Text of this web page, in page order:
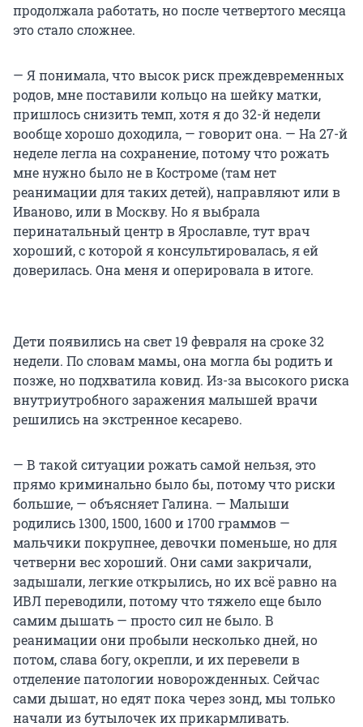
продолжала работать, но после четвертого месяца
это стало сложнее.
— Я понимала, что высок риск преждевременных
родов, мне поставили кольцо на шейку матки,
пришлось снизить темп, хотя я до 32-й недели
вообще хорошо доходила, — говорит она. — На 27-й
неделе легла на сохранение, потому что рожать
мне нужно было не в Костроме (там нет
реанимации для таких детей), направляют или в
Иваново, или в Москву. Но я выбрала
перинатальный центр в Ярославле, тут врач
хороший, с которой я консультировалась, я ей
доверилась. Она меня и оперировала в итоге.
Дети появились на свет 19 февраля на сроке 32
недели. По словам мамы, она могла бы родить и
позже, но подхватила ковид. Из-за высокого риска
внутриутробного заражения малышей врачи
решились на экстренное кесарево.
— В такой ситуации рожать самой нельзя, это
прямо криминально было бы, потому что риски
большие, — объясняет Галина. — Малыши
родились 1300, 1500, 1600 и 1700 граммов —
мальчики покрупнее, девочки поменьше, но для
четверни вес хороший. Они сами закричали,
задышали, легкие открылись, но их всё равно на
ИВЛ переводили, потому что тяжело еще было
самим дышать — просто сил не было. В
реанимации они пробыли несколько дней, но
потом, слава богу, окрепли, и их перевели в
отделение патологии новорожденных. Сейчас
сами дышат, но едят пока через зонд, мы только
начали из бутылочек их прикармливать.